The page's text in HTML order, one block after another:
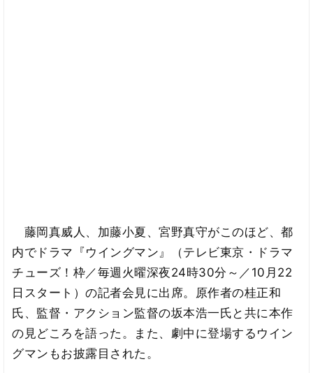
藤岡真威人、加藤小夏、宮野真守がこのほど、都
内でドラマ『ウイングマン』（テレビ東京・ドラマ
チューズ！枠／毎週火曜深夜24時30分～／10月22
日スタート）の記者会見に出席。原作者の桂正和
氏、監督・アクション監督の坂本浩一氏と共に本作
の見どころを語った。また、劇中に登場するウイン
グマンもお披露目された。